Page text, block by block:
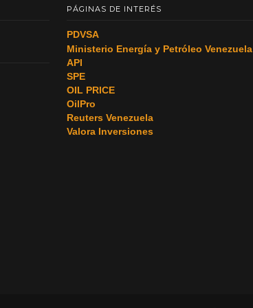
PÁGINAS DE INTERÉS
PDVSA
Ministerio Energía y Petróleo Venezuela
API
SPE
OIL PRICE
OilPro
Reuters Venezuela
Valora Inversiones